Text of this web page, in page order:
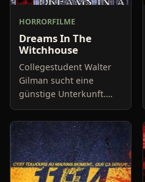
HORRORFILME
Dreams In The
Witchhouse
Collegestudent Walter
Gilman sucht eine
günstige Unterkunft.
Das
heruntergekommene
Mietshaus ist zwar nicht
gerade die erste Adresse
der Stadt. Aber
wenigsten